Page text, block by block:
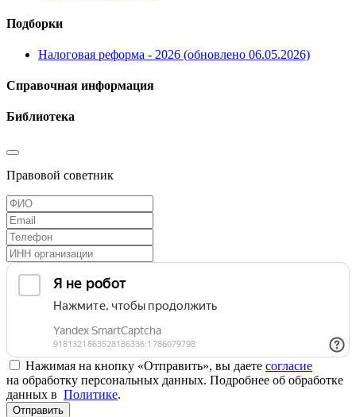
Подборки
Налоговая реформа - 2026 (обновлено 06.05.2026)
Справочная информация
Библиотека
Правовой советник
Нажимая на кнопку «Отправить», вы даете согласие
на обработку персональных данных. Подробнее об обработке
данных в Политике.
Отправить